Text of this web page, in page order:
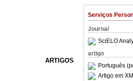
Serviços
Journal
SciELO
artigo
Português
Artigo em
ARTIGOS